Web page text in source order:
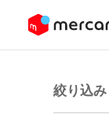
ツにスキップ
絞り込み